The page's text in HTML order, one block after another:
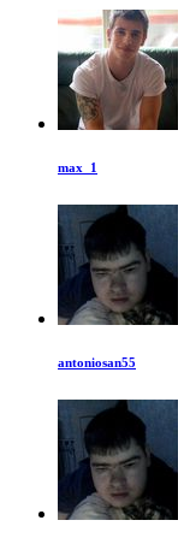
max_1
antoniosan55